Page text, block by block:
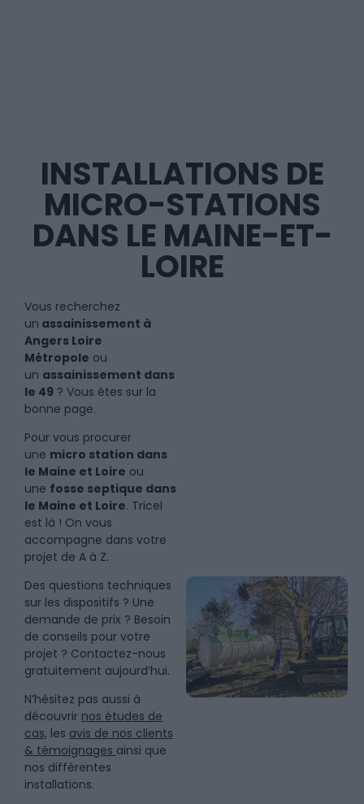
INSTALLATIONS DE
MICRO-STATIONS
DANS LE MAINE-ET-
LOIRE
Vous recherchez
un assainissement à
Angers Loire
Métropole ou
un assainissement dans
le 49 ? Vous êtes sur la
bonne page.
Pour vous procurer
une micro station dans
le Maine et Loire ou
une fosse septique dans
le Maine et Loire. Tricel
est là ! On vous
accompagne dans votre
projet de A à Z.
Des questions techniques
sur les dispositifs ? Une
demande de prix ? Besoin
de conseils pour votre
projet ? Contactez-nous
gratuitement aujourd’hui.
N’hésitez pas aussi à
découvrir nos études de
cas, les avis de nos clients
& témoignages ainsi que
nos différentes
installations.